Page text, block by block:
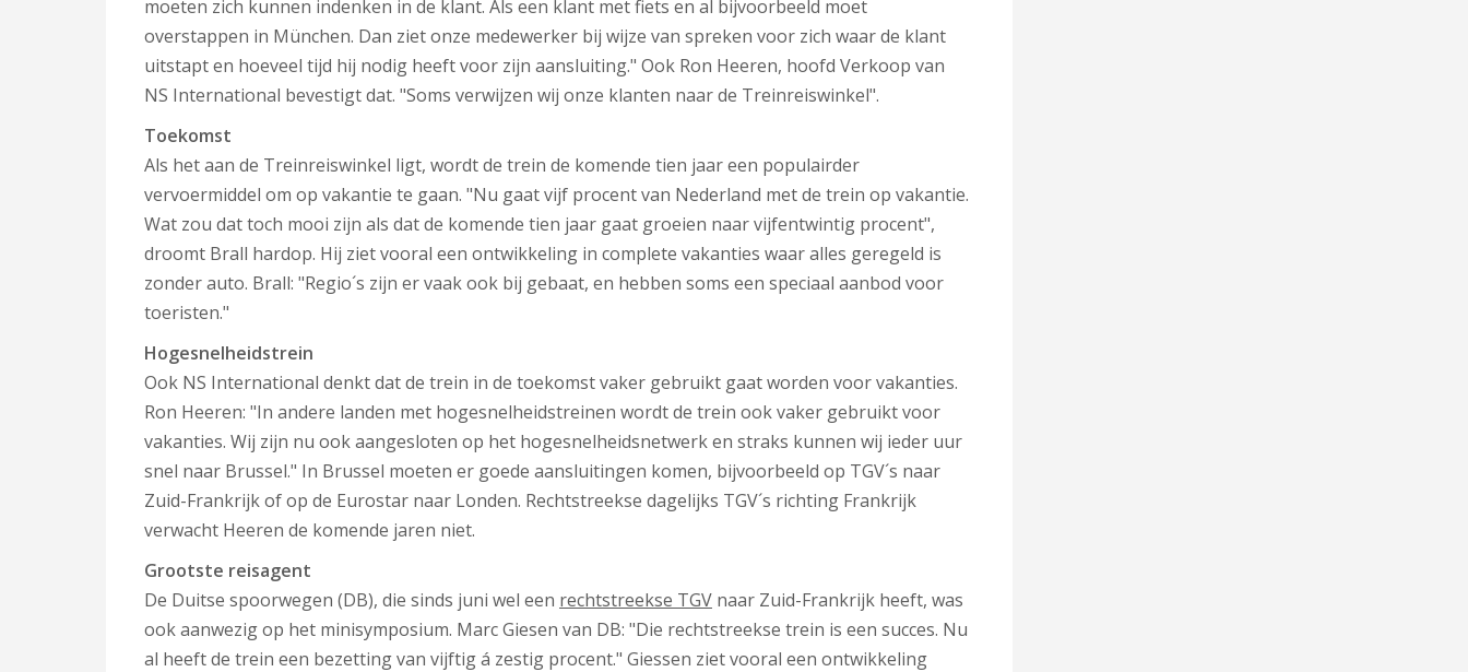
moeten zich kunnen indenken in de klant. Als een klant met fiets en al bijvoorbeeld moet
overstappen in München. Dan ziet onze medewerker bij wijze van spreken voor zich waar de klant
uitstapt en hoeveel tijd hij nodig heeft voor zijn aansluiting." Ook Ron Heeren, hoofd Verkoop van
NS International bevestigt dat. "Soms verwijzen wij onze klanten naar de Treinreiswinkel".
Toekomst
Als het aan de Treinreiswinkel ligt, wordt de trein de komende tien jaar een populairder
vervoermiddel om op vakantie te gaan. "Nu gaat vijf procent van Nederland met de trein op vakantie.
Wat zou dat toch mooi zijn als dat de komende tien jaar gaat groeien naar vijfentwintig procent",
droomt Brall hardop. Hij ziet vooral een ontwikkeling in complete vakanties waar alles geregeld is
zonder auto. Brall: "Regio´s zijn er vaak ook bij gebaat, en hebben soms een speciaal aanbod voor
toeristen."
Hogesnelheidstrein
Ook NS International denkt dat de trein in de toekomst vaker gebruikt gaat worden voor vakanties.
Ron Heeren: "In andere landen met hogesnelheidstreinen wordt de trein ook vaker gebruikt voor
vakanties. Wij zijn nu ook aangesloten op het hogesnelheidsnetwerk en straks kunnen wij ieder uur
snel naar Brussel." In Brussel moeten er goede aansluitingen komen, bijvoorbeeld op TGV´s naar
Zuid-Frankrijk of op de Eurostar naar Londen. Rechtstreekse dagelijks TGV´s richting Frankrijk
verwacht Heeren de komende jaren niet.
Grootste reisagent
De Duitse spoorwegen (DB), die sinds juni wel een rechtstreekse TGV naar Zuid-Frankrijk heeft, was
ook aanwezig op het minisymposium. Marc Giesen van DB: "Die rechtstreekse trein is een succes. Nu
al heeft de trein een bezetting van vijftig á zestig procent." Giessen ziet vooral een ontwikkeling